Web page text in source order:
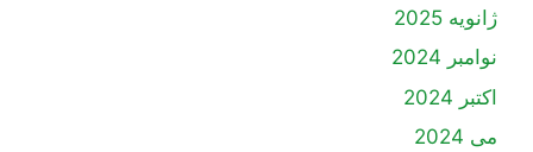
ژانویه 2025
نوامبر 2024
اکتبر 2024
می 2024